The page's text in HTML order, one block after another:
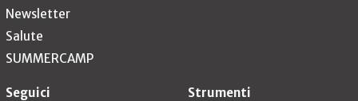
Newsletter
Salute
SUMMERCAMP
Seguici Strumenti